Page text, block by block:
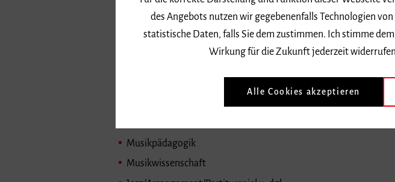
Darüber hinaus Weiterbildung in
Musikpädagogik
Musikwissenschaft
des Angebots nutzen wir gegebenenfalls Technologien
statistische Daten, falls Sie dem zustimmen. Ich stimme
Wirkung für die Zukunft jederzeit widerrufen
Alle Cookies akzeptieren